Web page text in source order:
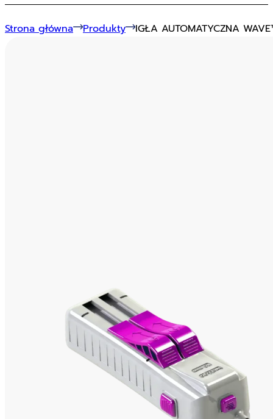
Strona główna Produkty IGŁA AUTOMATYCZNA